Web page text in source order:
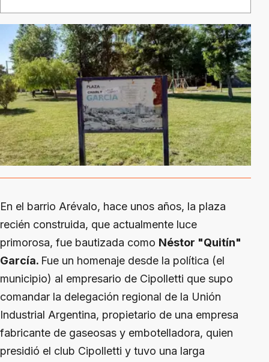
En el barrio Arévalo, hace unos años, la plaza
recién construida, que actualmente luce
primorosa, fue bautizada como Néstor "Quitín"
García. Fue un homenaje desde la política (el
municipio) al empresario de Cipolletti que supo
comandar la delegación regional de la Unión
Industrial Argentina, propietario de una empresa
fabricante de gaseosas y embotelladora, quien
presidió el club Cipolletti y tuvo una larga